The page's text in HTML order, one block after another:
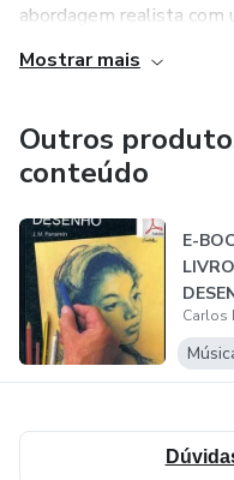
abordagem realista com
Mostrar mais
Outros
conteúdo
E-
Carlos